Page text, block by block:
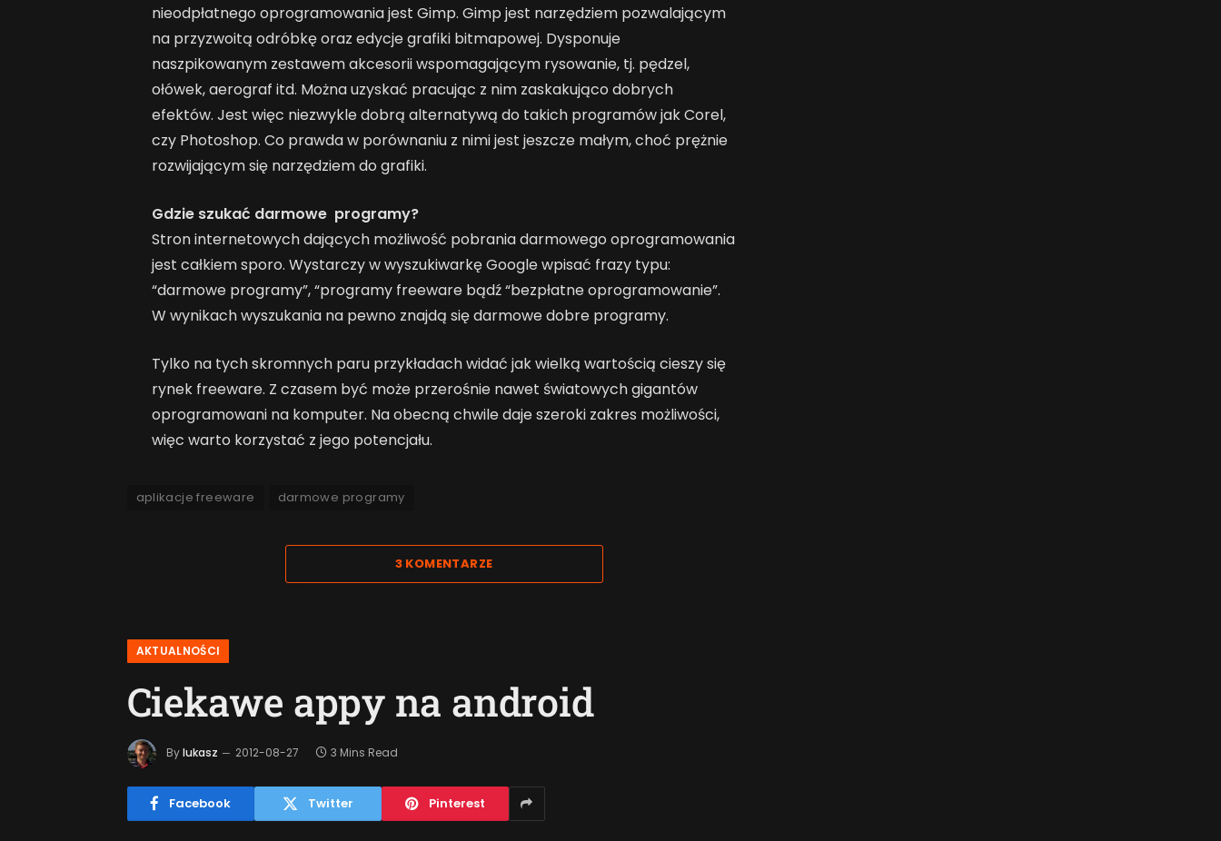
nieodpłatnego oprogramowania jest Gimp. Gimp jest narzędziem pozwalającym
na przyzwoitą odróbkę oraz edycje grafiki bitmapowej. Dysponuje
naszpikowanym zestawem akcesorii wspomagającym rysowanie, tj. pędzel,
ołówek, aerograf itd. Można uzyskać pracując z nim zaskakująco dobrych
efektów. Jest więc niezwykle dobrą alternatywą do takich programów jak Corel,
czy Photoshop. Co prawda w porównaniu z nimi jest jeszcze małym, choć prężnie
rozwijającym się narzędziem do grafiki.
Gdzie szukać darmowe programy?
Stron internetowych dających możliwość pobrania darmowego oprogramowania
jest całkiem sporo. Wystarczy w wyszukiwarkę Google wpisać frazy typu:
“darmowe programy”, “programy freeware bądź “bezpłatne oprogramowanie”.
W wynikach wyszukania na pewno znajdą się darmowe dobre programy.
Tylko na tych skromnych paru przykładach widać jak wielką wartością cieszy się
rynek freeware. Z czasem być może przerośnie nawet światowych gigantów
oprogramowani na komputer. Na obecną chwile daje szeroki zakres możliwości,
więc warto korzystać z jego potencjału.
aplikacje freeware darmowe programy
3 KOMENTARZE
AKTUALNOŚCI
Ciekawe appy na android
By lukasz 2012-08-27 3 Mins Read
Facebook Twitter Pinterest